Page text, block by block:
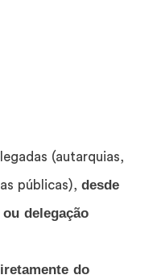
(autarquias,
públicas), desde
delegação
do